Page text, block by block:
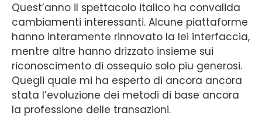
Quest’anno il spettacolo italico ha convalida
cambiamenti interessanti. Alcune piattaforme
hanno interamente rinnovato la lei interfaccia,
mentre altre hanno drizzato insieme sui
riconoscimento di ossequio solo piu generosi.
Quegli quale mi ha esperto di ancora ancora
stata l’evoluzione dei metodi di base ancora
la professione delle transazioni.